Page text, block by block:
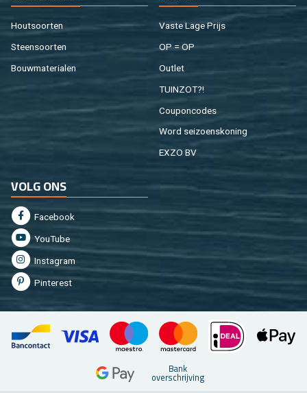
Hout­soor­ten
Steen­soor­ten
Bouw­ma­te­ri­a­len
Vaste Lage Prijs
OP = OP
Out­let
TUIN­ZOT?!
Cou­pon­co­des
Word sei­zoens­ko­ning
EXZO BV
VOLG ONS
Fa­cebook
You­Tu­be
In­st­agram
Pin­te­rest
Bank
over­schrij­ving